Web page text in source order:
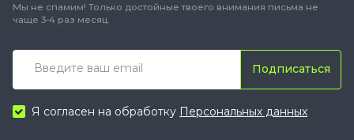
Мы не спамим! Только достойные твоего внимания письма не
чаще 3-4 раз месяц.
Подписаться
Я согласен на обработку Персональных данных